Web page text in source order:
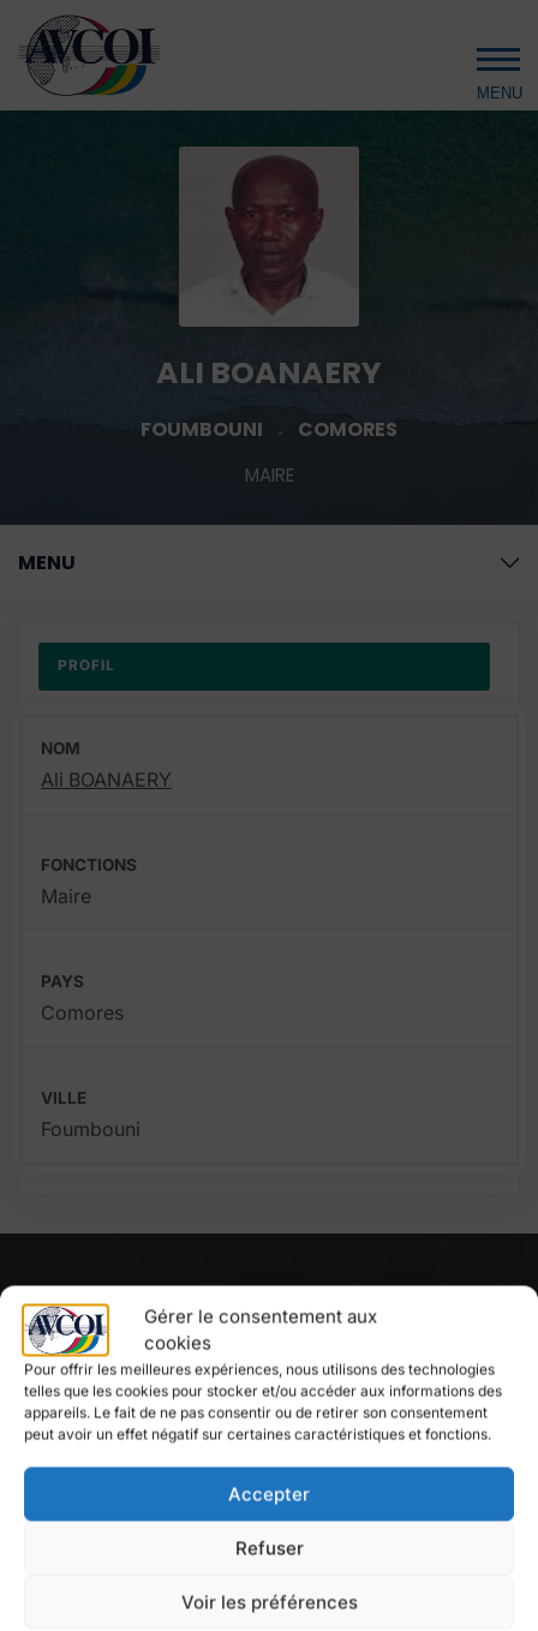
Gérer le consentement aux
cookies
Pour offrir les meilleures expériences, nous utilisons des technologies
telles que les cookies pour stocker et/ou accéder aux informations des
appareils. Le fait de ne pas consentir ou de retirer son consentement
peut avoir un effet négatif sur certaines caractéristiques et fonctions.
Accepter
Refuser
Voir les préférences
Aller au contenu principal
ALI BOANAERY
FOUMBOUNI COMORES
MAIRE
MENU
PROFIL
NOM
Ali BOANAERY
FONCTIONS
Maire
PAYS
Comores
VILLE
Foumbouni
L’AVCOI est une association regroupant une
quarantaine de villes et collectivités de l’Océan Indien,
à savoir des Comores, de La Réunion, Madagascar,
Maurice, Mayotte et des Seychelles.